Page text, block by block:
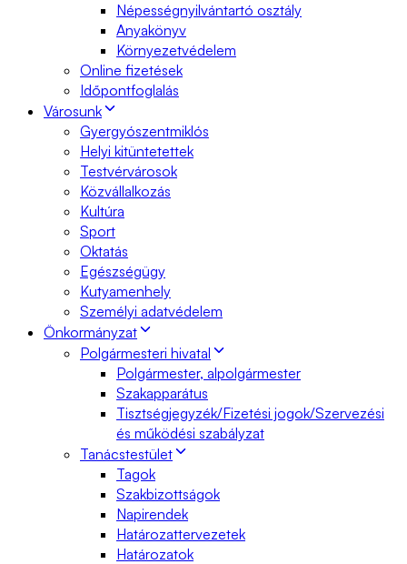
Népességnyilvántartó osztály
Anyakönyv
Környezetvédelem
Online fizetések
Időpontfoglalás
Városunk
Gyergyószentmiklós
Helyi kitüntetettek
Testvérvárosok
Közvállalkozás
Kultúra
Sport
Oktatás
Egészségügy
Kutyamenhely
Személyi adatvédelem
Önkormányzat
Polgármesteri hivatal
Polgármester, alpolgármester
Szakapparátus
Tisztségjegyzék/Fizetési jogok/Szervezési
és működési szabályzat
Tanácstestület
Tagok
Szakbizottságok
Napirendek
Határozattervezetek
Határozatok